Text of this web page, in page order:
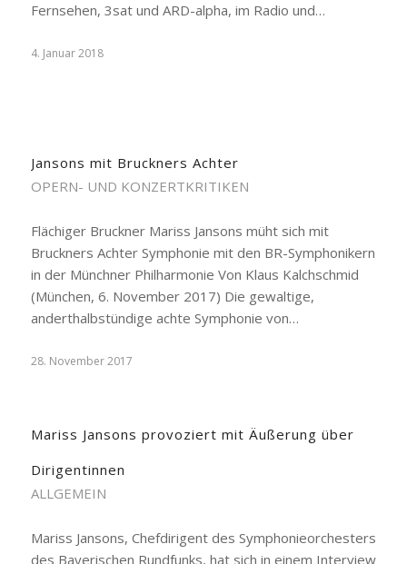
Fernsehen, 3sat und ARD-alpha, im Radio und…
4. Januar 2018
Jansons mit Bruckners Achter
OPERN- UND KONZERTKRITIKEN
Flächiger Bruckner Mariss Jansons müht sich mit
Bruckners Achter Symphonie mit den BR-Symphonikern
in der Münchner Philharmonie Von Klaus Kalchschmid
(München, 6. November 2017) Die gewaltige,
anderthalbstündige achte Symphonie von…
28. November 2017
Mariss Jansons provoziert mit Äußerung über
Dirigentinnen
ALLGEMEIN
Mariss Jansons, Chefdirigent des Symphonieorchesters
des Bayerischen Rundfunks, hat sich in einem Interview